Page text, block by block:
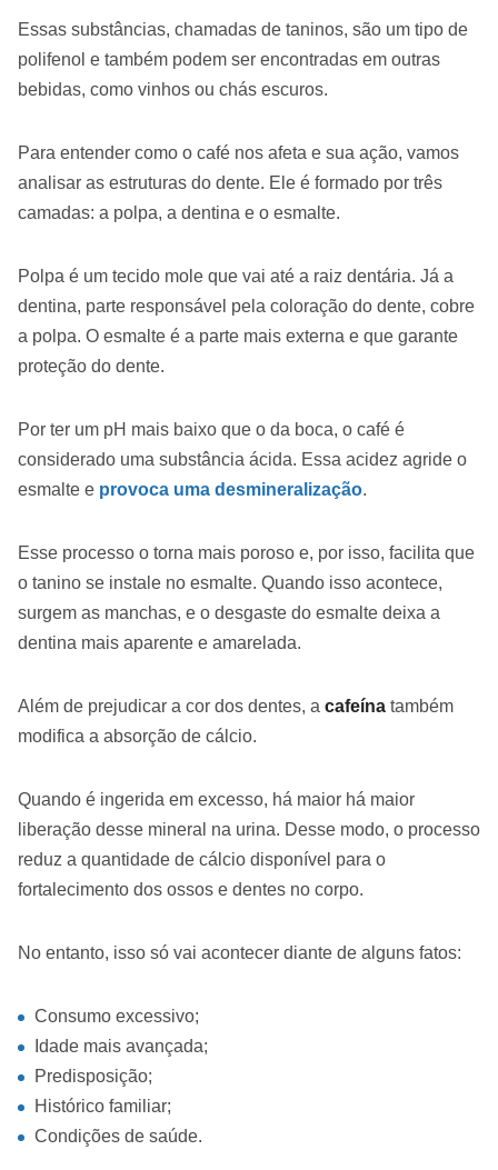
Essas substâncias, chamadas de taninos, são um tipo de
polifenol e também podem ser encontradas em outras
bebidas, como vinhos ou chás escuros.
Para entender como o café nos afeta e sua ação, vamos
analisar as estruturas do dente. Ele é formado por três
camadas: a polpa, a dentina e o esmalte.
Polpa é um tecido mole que vai até a raiz dentária. Já a
dentina, parte responsável pela coloração do dente, cobre
a polpa. O esmalte é a parte mais externa e que garante
proteção do dente.
Por ter um pH mais baixo que o da boca, o café é
considerado uma substância ácida. Essa acidez agride o
esmalte e provoca uma desmineralização.
Esse processo o torna mais poroso e, por isso, facilita que
o tanino se instale no esmalte. Quando isso acontece,
surgem as manchas, e o desgaste do esmalte deixa a
dentina mais aparente e amarelada.
Além de prejudicar a cor dos dentes, a cafeína também
modifica a absorção de cálcio.
Quando é ingerida em excesso, há maior há maior
liberação desse mineral na urina. Desse modo, o processo
reduz a quantidade de cálcio disponível para o
fortalecimento dos ossos e dentes no corpo.
No entanto, isso só vai acontecer diante de alguns fatos:
Consumo excessivo;
Idade mais avançada;
Predisposição;
Histórico familiar;
Condições de saúde.